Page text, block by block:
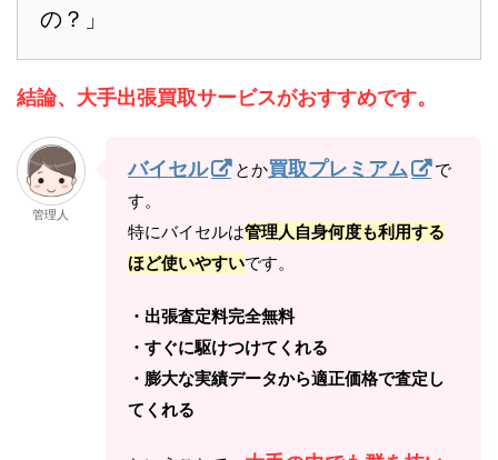
の？」
結論、大手出張買取サービスがおすすめです。
管理人
バイセル とか買取プレミアム
で
す。
特にバイセルは管理人自身何度も利用する
ほど使いやすいです。
・出張査定料完全無料
・すぐに駆けつけてくれる
・膨大な実績データから適正価格で査定し
てくれる